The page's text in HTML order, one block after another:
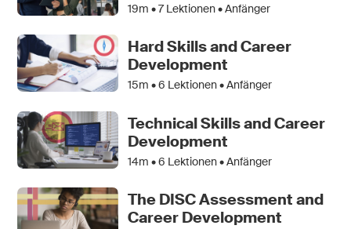
19m •7Lektionen • Anfänger
Hard Skills and Career
Development
15m •6 Lektionen • Anfänger
Technical Skills and Career
Development
14m •6 Lektionen • Anfänger
The DISC Assessment and
Career Development